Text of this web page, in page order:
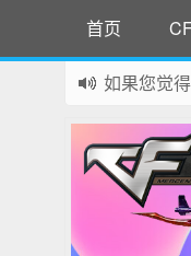
首页
如果您觉